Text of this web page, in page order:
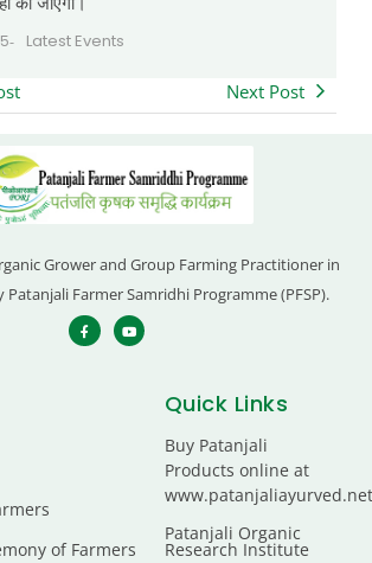
- Latest Events
Next Post
Grower and Group Farming Practitioner in
Farmer Samridhi Programme (PFSP).
of Farmers
Quick Links
Buy Patanjali
Products online at
www.patanjaliayurved.net
Patanjali Organic
Research Institute